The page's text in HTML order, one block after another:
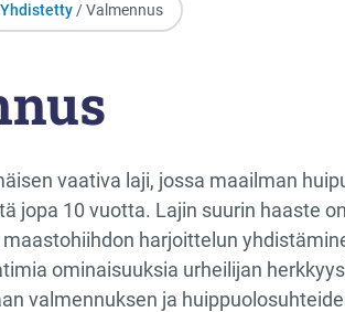
Yhdistetty / Valmennus
vaativa laji, jossa maailman
jopa 10 vuotta. Lajin suurin haaste
harjoittelun
ominaisuuksia urheilijan
valmennuksen ja